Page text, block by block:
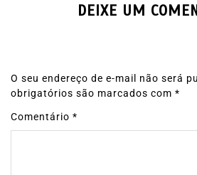
DEIXE UM
O seu endereço de e-mail não será
obrigatórios são marcados com *
Comentário *